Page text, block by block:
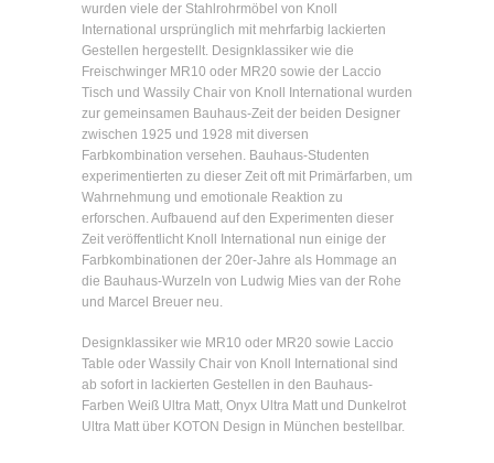
wurden viele der Stahlrohrmöbel von Knoll
International ursprünglich mit mehrfarbig lackierten
Gestellen hergestellt. Designklassiker wie die
Freischwinger MR10 oder MR20 sowie der Laccio
Tisch und Wassily Chair von Knoll International wurden
zur gemeinsamen Bauhaus-Zeit der beiden Designer
zwischen 1925 und 1928 mit diversen
Farbkombination versehen. Bauhaus-Studenten
experimentierten zu dieser Zeit oft mit Primärfarben, um
Wahrnehmung und emotionale Reaktion zu
erforschen. Aufbauend auf den Experimenten dieser
Zeit veröffentlicht Knoll International nun einige der
Farbkombinationen der 20er-Jahre als Hommage an
die Bauhaus-Wurzeln von Ludwig Mies van der Rohe
und Marcel Breuer neu.
Designklassiker wie MR10 oder MR20 sowie Laccio
Table oder Wassily Chair von Knoll International sind
ab sofort in lackierten Gestellen in den Bauhaus-
Farben Weiß Ultra Matt, Onyx Ultra Matt und Dunkelrot
Ultra Matt über KOTON Design in München bestellbar.